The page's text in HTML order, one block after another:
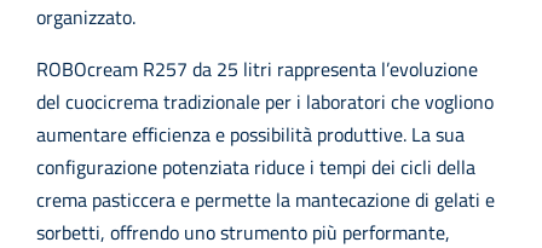
organizzato.
ROBOcream R257 da 25 litri rappresenta l’evoluzione
del cuocicrema tradizionale per i laboratori che vogliono
aumentare efficienza e possibilità produttive. La sua
configurazione potenziata riduce i tempi dei cicli della
crema pasticcera e permette la mantecazione di gelati e
sorbetti, offrendo uno strumento più performante,